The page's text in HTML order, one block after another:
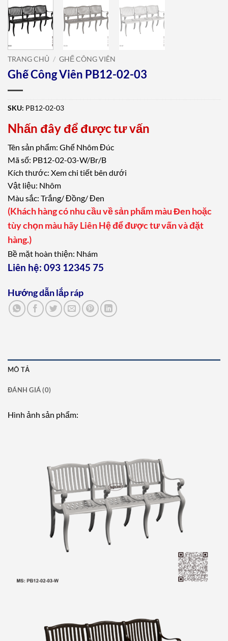
TRANG CHỦ / GHẾ CÔNG VIÊN
Ghế Công Viên PB12-02-03
SKU: PB12-02-03
Nhấn đây để được tư vấn
Tên sản phẩm: Ghế Nhôm Đúc
Mã số: PB12-02-03-W/Br/B
Kích thước: Xem chi tiết bên dưới
Vật liệu: Nhôm
Màu sắc: Trắng/ Đồng/ Đen
(Khách hàng có nhu cầu về sản phẩm màu Đen hoặc
tùy chọn màu hãy Liên Hệ để được tư vấn và đặt
hàng.)
Bề mặt hoàn thiện: Nhám
Liên hệ: 093 12345 75
Hướng dẫn lắp ráp
MÔ TẢ
ĐÁNH GIÁ (0)
Hình ảnh sản phẩm: